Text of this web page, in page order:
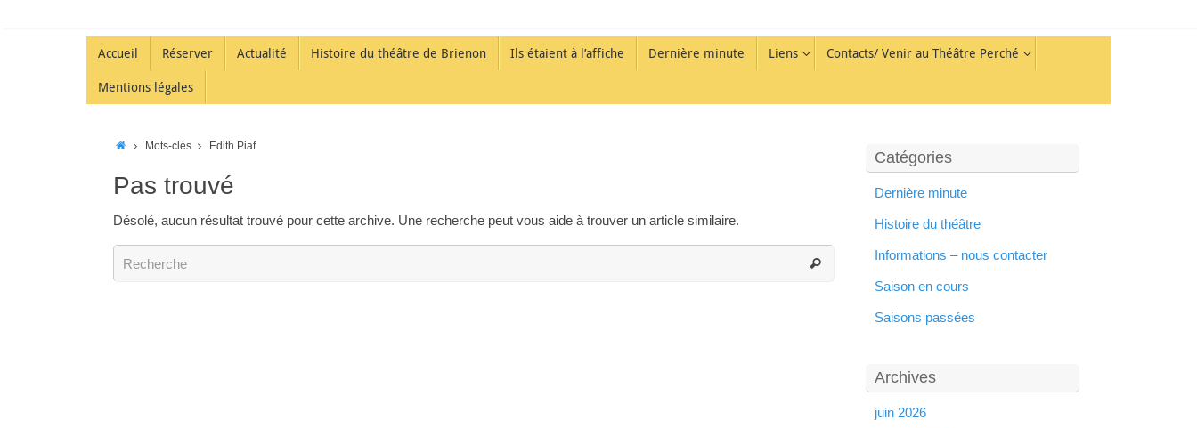
Accueil Réserver Actualité Histoire du théâtre de Brienon Ils étaient à l’affiche Dernière minute Liens
Contacts/ Venir au Théâtre Perché
Mentions légales
Mots-clés Edith Piaf
Pas trouvé
Désolé, aucun résultat trouvé pour cette archive. Une recherche peut vous aide à trouver un article similaire.
Catégories
Dernière minute
Histoire du théâtre
Informations – nous contacter
Saison en cours
Saisons passées
Archives
juin 2026